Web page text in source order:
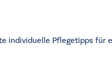
individuelle Pflegetipps